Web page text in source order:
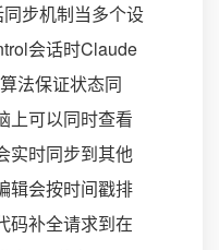
步机制当多个设
会话时Claude
法保证状态同
上可以同时查看
实时同步到其他
辑会按时间戳排
码补全请求到在